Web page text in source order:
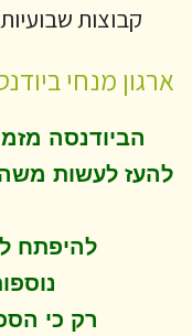
קבוצות שבועיות
ארגון מנחי
הביודנסה
להעז לעשות
להיפתח ל
רק כי